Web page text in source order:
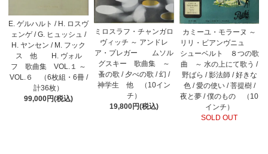
E. ゲルハルト / H. ロスヴ
ェンゲ / G. ヒュッシュ /
H. ヤンセン / M. フック
ス 他 H. ヴォル
フ 歌曲集 VOL.１ ～
VOL.６ （6枚組・6冊 /
計36枚）
99,000円(税込)
ミロスラフ・チャンガロ
ヴィッチ ～ アンドレ
ア・プレガー ムソル
グスキー 歌曲集 ～
蚤の歌 / 夕べの歌 / 幻 /
神学生 他 （10イン
チ）
19,800円(税込)
カミーユ・モラーヌ ～
リリ・ビアンヴニュ
シューベルト ８つの歌
曲 ～ 水の上にて歌う /
野ばら / 影法師 / 好きな
色 / 愛の使い / 菩提樹 /
夜と夢 / 僕のもの （10
インチ）
SOLD OUT